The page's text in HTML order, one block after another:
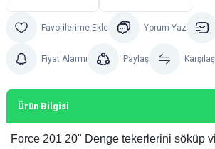
Yorum Yaz
Fiyat Alarmı Paylaş
Ürün Bilgisi
Force 201 20" Denge tekerlerini söküp